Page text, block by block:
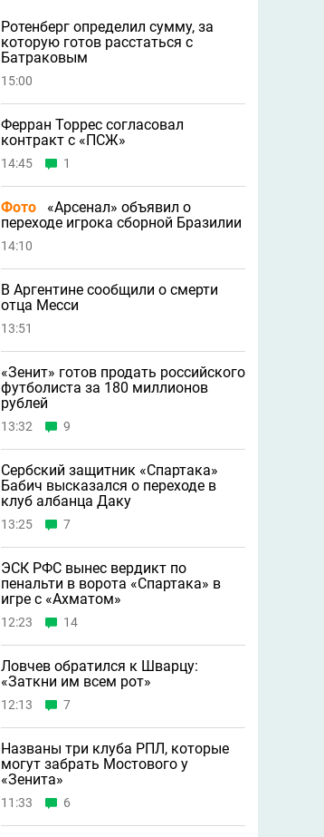
Ротенберг определил сумму, за
которую готов расстаться с
Батраковым
15:00
Ферран Торрес согласовал
контракт с «ПСЖ»
14:45 1
Фото
«Арсенал» объявил о
переходе игрока сборной Бразилии
14:10
В Аргентине сообщили о смерти
отца Месси
13:51
«Зенит» готов продать российского
футболиста за 180 миллионов
рублей
13:32 9
Сербский защитник «Спартака»
Бабич высказался о переходе в
клуб албанца Даку
13:25 7
ЭСК РФС вынес вердикт по
пенальти в ворота «Спартака» в
игре с «Ахматом»
12:23 14
Ловчев обратился к Шварцу:
«Заткни им всем рот»
12:13 7
Названы три клуба РПЛ, которые
могут забрать Мостового у
«Зенита»
11:33 6